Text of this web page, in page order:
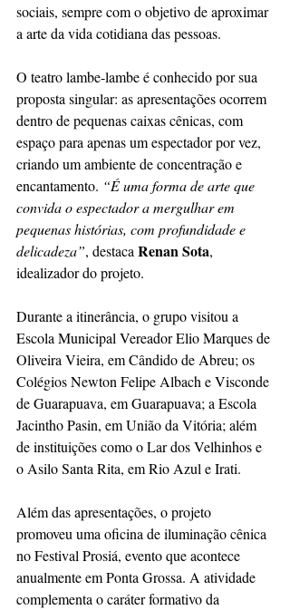
sociais, sempre com o objetivo de aproximar
a arte da vida cotidiana das pessoas.
O teatro lambe-lambe é conhecido por sua
proposta singular: as apresentações ocorrem
dentro de pequenas caixas cênicas, com
espaço para apenas um espectador por vez,
criando um ambiente de concentração e
encantamento. “É uma forma de arte que
convida o espectador a mergulhar em
pequenas histórias, com profundidade e
delicadeza”, destaca Renan Sota,
idealizador do projeto.
Durante a itinerância, o grupo visitou a
Escola Municipal Vereador Elio Marques de
Oliveira Vieira, em Cândido de Abreu; os
Colégios Newton Felipe Albach e Visconde
de Guarapuava, em Guarapuava; a Escola
Jacintho Pasin, em União da Vitória; além
de instituições como o Lar dos Velhinhos e
o Asilo Santa Rita, em Rio Azul e Irati.
Além das apresentações, o projeto
promoveu uma oficina de iluminação cênica
no Festival Prosiá, evento que acontece
anualmente em Ponta Grossa. A atividade
complementa o caráter formativo da